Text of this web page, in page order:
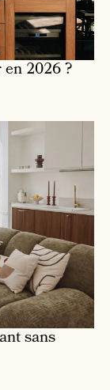
2026 ?
sans